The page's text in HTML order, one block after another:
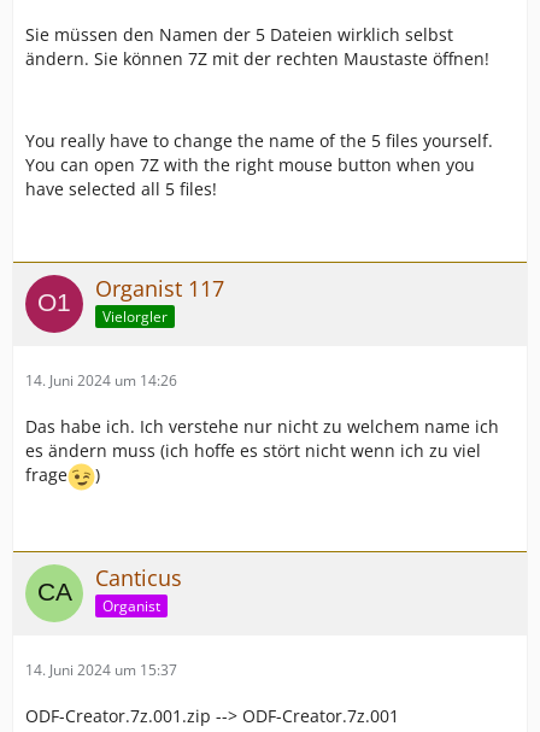
Sie müssen den Namen der 5 Dateien wirklich selbst
ändern. Sie können 7Z mit der rechten Maustaste öffnen!
You really have to change the name of the 5 files yourself.
You can open 7Z with the right mouse button when you
have selected all 5 files!
Organist 117
Vielorgler
14. Juni 2024 um 14:26
Das habe ich. Ich verstehe nur nicht zu welchem name ich
es ändern muss (ich hoffe es stört nicht wenn ich zu viel
frage
)
Canticus
Organist
14. Juni 2024 um 15:37
ODF-Creator.7z.001.zip --> ODF-Creator.7z.001